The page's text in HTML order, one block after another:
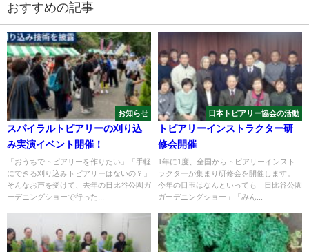
おすすめの記事
お知らせ
スパイラルトピアリーの刈り込
み実演イベント開催！
「おうちでトピアリーを作りたい」「手軽
にできる刈り込みトピアリーはないの？」
そんなお声を受けて、去年の日比谷公園ガ
ーデニングショーで行った...
日本トピアリー協会の活動
トピアリーインストラクター研
修会開催
1年に1度、全国からトピアリーインスト
ラクターが集まり研修会を開催します。
今年の目玉はなんといっても「日比谷公園
ガーデニングショー」「みん...